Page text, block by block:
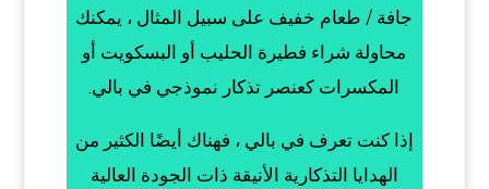
جافة / طعام خفيف على سبيل المثال ، يمكنك
محاولة شراء فطيرة الحليب أو البسكويت أو
المكسرات كعنصر تذكار نموذجي في بالي.
إذا كنت تعرف في بالي ، فهناك أيضًا الكثير من
الهدايا التذكارية الأنيقة ذات الجودة العالية